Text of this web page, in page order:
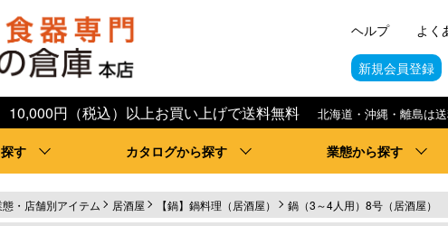
10,000円（税込）以上お買い上げで送料無料 北海道・沖縄・離島は
す カタログから探す 業態から探す
ヘルプ よく
新規会員登録
態・店舗別アイテム 居酒屋 【鍋】鍋料理（居酒屋）
鍋（3～4人用）8号（居酒屋）